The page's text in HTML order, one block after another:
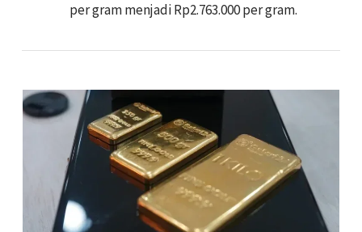
per gram menjadi Rp2.763.000 per gram.